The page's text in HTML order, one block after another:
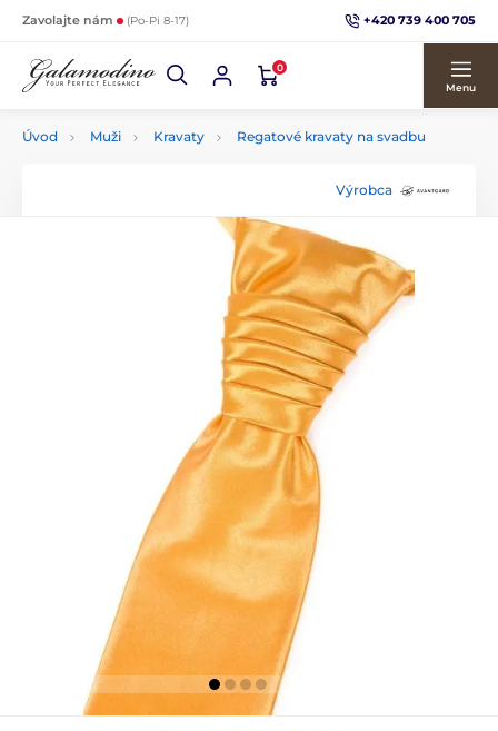
Zavolajte nám (Po-Pi 8-17) +420 739 400 705
0
Menu
Úvod Muži Kravaty Regatové kravaty na svadbu
Výrobca